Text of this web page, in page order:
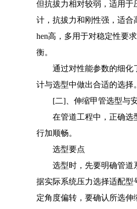
但抗拔力相对较弱，适用
计，抗拔力和刚性强，适
hen高，多用于对稳定性要
衡。
通过对性能参数的细化
计与选型中做出合适的选择。
[二]、伸缩甲管选型与
在管道工程中，正确选
行加顺畅。
选型要点
选型时，先要明确管道
据实际系统压力选择适配型
定角度偏转，要确认所选伸